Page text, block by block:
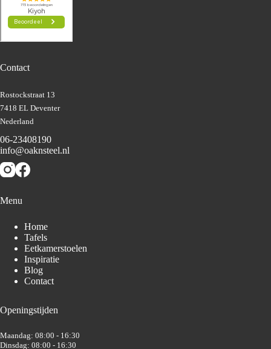
Contact
Rostockstraat 13
7418 EL Deventer
Nederland
06-23408190
info@oaknsteel.nl
Menu
Home
Tafels
Eetkamerstoelen
Inspiratie
Blog
Contact
Openingstijden
Maandag: 08:00 - 16:30
Dinsdag: 08:00 - 16:30